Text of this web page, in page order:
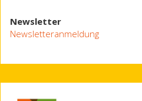
Newsletter
Newsletteranmeldung